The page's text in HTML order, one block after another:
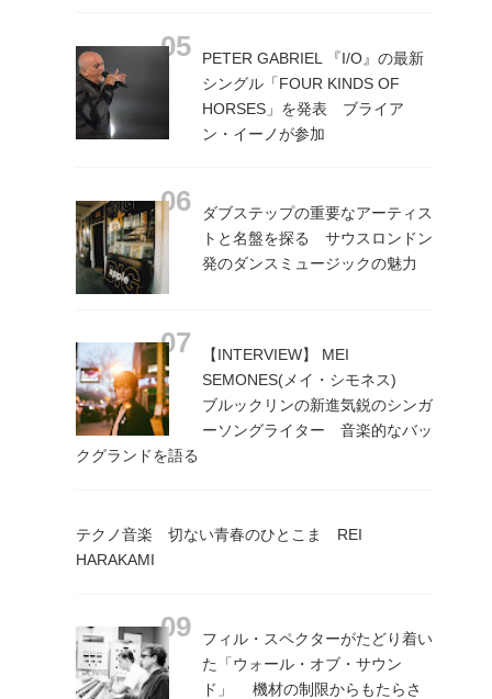
PETER GABRIEL 『I/O』の最新
シングル「FOUR KINDS OF
HORSES」を発表 ブライア
ン・イーノが参加
ダブステップの重要なアーティス
トと名盤を探る サウスロンドン
発のダンスミュージックの魅力
【INTERVIEW】 MEI
SEMONES(メイ・シモネス)
ブルックリンの新進気鋭のシンガ
ーソングライター 音楽的なバッ
クグランドを語る
テクノ音楽 切ない青春のひとこま REI
HARAKAMI
フィル・スペクターがたどり着い
た「ウォール・オブ・サウン
ド」 機材の制限からもたらさ